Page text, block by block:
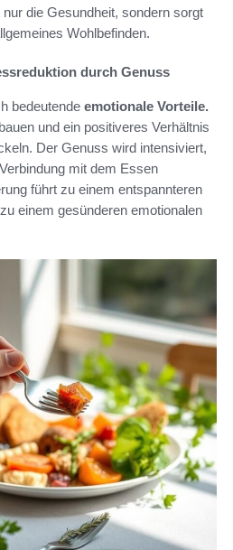
die Gesundheit, sondern sorgt
Wohlbefinden.
durch Genuss
bedeutende emotionale Vorteile.
und ein positiveres Verhältnis
Der Genuss wird intensiviert,
mit dem Essen
führt zu einem entspannteren
einem gesünderen emotionalen